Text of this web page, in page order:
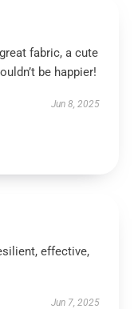
fabric, a cute
be happier!
Jun 8, 2025
effective,
Jun 7, 2025